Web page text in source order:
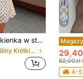
Plameo damska sukienka w stylu Gentle, z dekoltem halter, w grochy, z szyfonu / vintage, młodzieńcza, z wcięciem w talii, wyszczuplająca, z odkrytymi plecami, seksowna, o kroju A / plażowa, elegancka
w Rośliny Krótkie sukienki damskie
14
62,00zł
4-5